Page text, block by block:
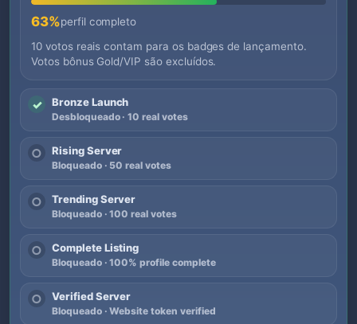
63%perfil completo
10 votos reais contam para os badges de lançamento.
Votos bônus Gold/VIP são excluídos.
✓ Bronze Launch
Desbloqueado · 10 real votes
○ Rising Server
Bloqueado · 50 real votes
○ Trending Server
Bloqueado · 100 real votes
○ Complete Listing
Bloqueado · 100% profile complete
○ Verified Server
Bloqueado · Website token verified